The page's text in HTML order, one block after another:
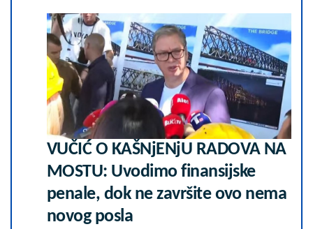
VUČIĆ O KAŠNjENjU RADOVA NA
MOSTU: Uvodimo finansijske
penale, dok ne završite ovo nema
novog posla